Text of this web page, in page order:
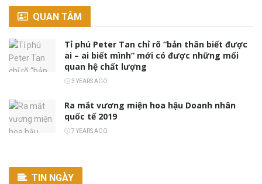
QUAN TÂM
Tỉ phú Peter Tan chỉ rõ “bản thân biết được
ai – ai biết mình” mới có được những mối
quan hệ chất lượng
3 YEARS AGO
Ra mắt vương miện hoa hậu Doanh nhân
quốc tế 2019
7 YEARS AGO
TIN NGÀY